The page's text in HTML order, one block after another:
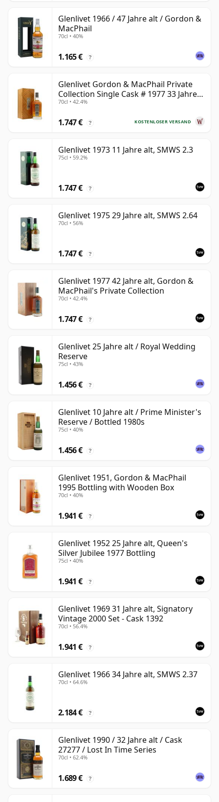
Glenlivet 1966 / 47 Jahre alt / Gordon &
MacPhail
70cl • 40%
1.165 € ?
Glenlivet Gordon & MacPhail Private
Collection Single Cask # 1977 33 Jahre
alt
70cl • 42.4%
KOSTENLOSER VERSAND
1.747 € ?
Glenlivet 1973 11 Jahre alt, SMWS 2.3
75cl • 59.2%
1.747 € ?
Glenlivet 1975 29 Jahre alt, SMWS 2.64
70cl • 56%
1.747 € ?
Glenlivet 1977 42 Jahre alt, Gordon &
MacPhail's Private Collection
70cl • 42.4%
1.747 € ?
Glenlivet 25 Jahre alt / Royal Wedding
Reserve
75cl • 43%
1.456 € ?
Glenlivet 10 Jahre alt / Prime Minister's
Reserve / Bottled 1980s
75cl • 40%
1.456 € ?
Glenlivet 1951, Gordon & MacPhail
1995 Bottling with Wooden Box
70cl • 40%
1.941 € ?
Glenlivet 1952 25 Jahre alt, Queen's
Silver Jubilee 1977 Bottling
75cl • 40%
1.941 € ?
Glenlivet 1969 31 Jahre alt, Signatory
Vintage 2000 Set - Cask 1392
70cl • 56.4%
1.941 € ?
Glenlivet 1966 34 Jahre alt, SMWS 2.37
70cl • 64.6%
2.184 € ?
Glenlivet 1990 / 32 Jahre alt / Cask
27277 / Lost In Time Series
70cl • 62.4%
1.689 € ?